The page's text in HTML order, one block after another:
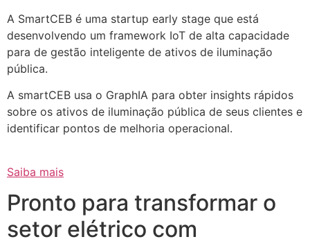
A SmartCEB é uma startup early stage que está
desenvolvendo um framework IoT de alta capacidade
para de gestão inteligente de ativos de iluminação
pública.
A smartCEB usa o GraphIA para obter insights rápidos
sobre os ativos de iluminação pública de seus clientes e
identificar pontos de melhoria operacional.
Saiba mais
Pronto para transformar o
setor elétrico com